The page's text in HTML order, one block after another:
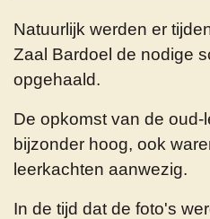
Natuurlijk werden er
Zaal Bardoel de nodige
opgehaald.
De opkomst van de oud-
bijzonder hoog, ook
leerkachten aanwezig.
In de tijd dat de foto's